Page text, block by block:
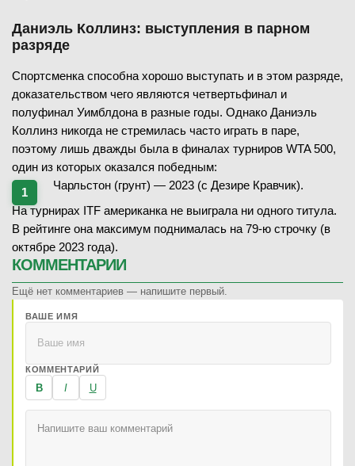
Даниэль Коллинз: выступления в парном
разряде
Спортсменка способна хорошо выступать и в этом разряде,
доказательством чего являются четвертьфинал и
полуфинал Уимблдона в разные годы. Однако Даниэль
Коллинз никогда не стремилась часто играть в паре,
поэтому лишь дважды была в финалах турниров WTA 500,
один из которых оказался победным:
Чарльстон (грунт) — 2023 (с Дезире Кравчик).
На турнирах ITF американка не выиграла ни одного титула.
В рейтинге она максимум поднималась на 79-ю строчку (в
октябре 2023 года).
КОММЕНТАРИИ
Ещё нет комментариев — напишите первый.
ВАШЕ ИМЯ
КОММЕНТАРИЙ
B I U